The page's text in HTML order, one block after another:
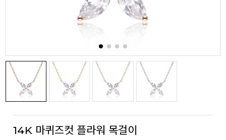
14K 마퀴즈컷 플라워 목걸이